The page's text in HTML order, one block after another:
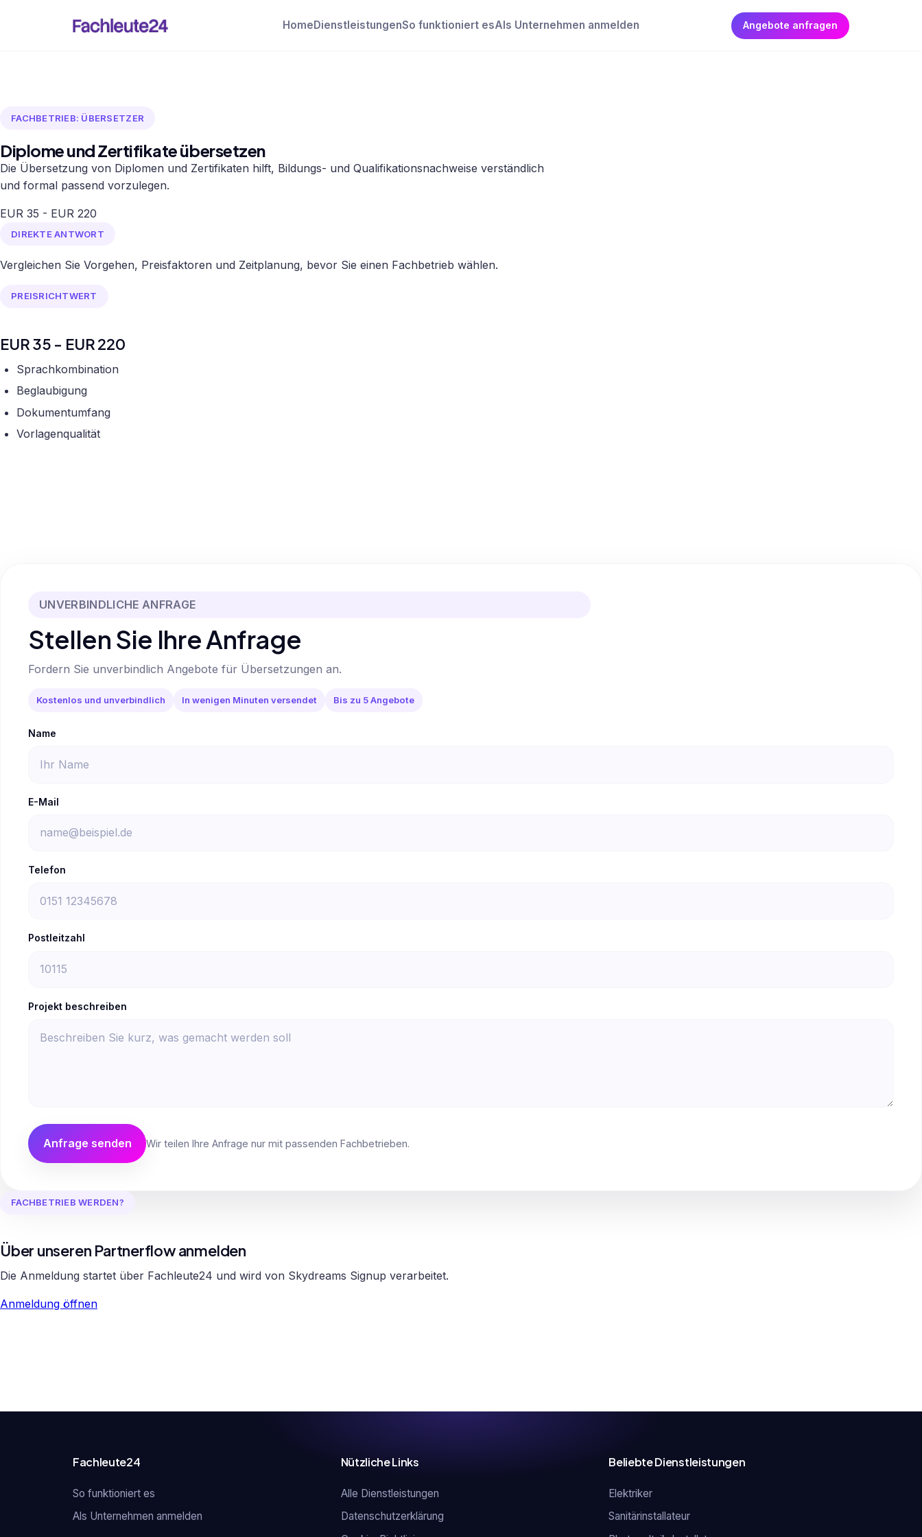
Home DienstleistungenSo funktioniert esAls Unternehmen anmelden Angebote anfragen
FACHBETRIEB: ÜBERSETZER
Diplome und Zertifikate übersetzen
Die Übersetzung von Diplomen und Zertifikaten hilft, Bildungs- und Qualifikationsnachweise verständlich
und formal passend vorzulegen.
EUR 35 - EUR 220
DIREKTE ANTWORT
Vergleichen Sie Vorgehen, Preisfaktoren und Zeitplanung, bevor Sie einen Fachbetrieb wählen.
PREISRICHTWERT
EUR 35 - EUR 220
Sprachkombination
Beglaubigung
Dokumentumfang
Vorlagenqualität
UNVERBINDLICHE ANFRAGE
Stellen Sie Ihre Anfrage
Fordern Sie unverbindlich Angebote für Übersetzungen an.
Kostenlos und unverbindlich In wenigen Minuten versendet Bis zu 5 Angebote
Name
E-Mail
Telefon
Postleitzahl
Projekt beschreiben
Anfrage senden Wir teilen Ihre Anfrage nur mit passenden Fachbetrieben.
FACHBETRIEB WERDEN?
Über unseren Partnerflow anmelden
Die Anmeldung startet über Fachleute24 und wird von Skydreams Signup verarbeitet.
Anmeldung öffnen
Fachleute24
So funktioniert es
Als Unternehmen anmelden
Nützliche Links
Alle Dienstleistungen
Datenschutzerklärung
Beliebte Dienstleistungen
Elektriker
Sanitärinstallateur